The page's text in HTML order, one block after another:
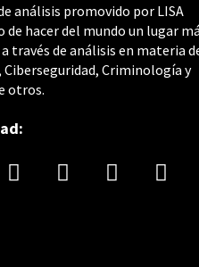
análisis promovido por LISA
hacer del mundo un lugar
través de análisis en materia
Criminología y
otros.